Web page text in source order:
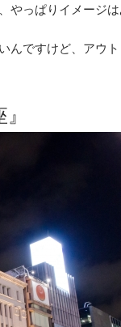
やっぱりイメージ
んですけど、アウ